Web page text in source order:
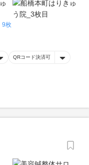
9枚
QRコード決済可